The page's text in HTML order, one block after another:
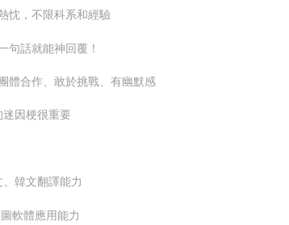
忱，不限科系和經驗
句話就能神回覆！
體合作、敢於挑戰、有幽默感
因梗很重要
韓文翻譯能力
軟體應用能力